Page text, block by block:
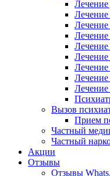
Лечение
Лечение
Лечение
Лечение
Лечение
Вызов
Прием
Частный
Частный
Акции
Отзывы
Отзывы